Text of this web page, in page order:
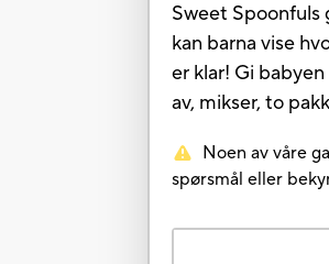
Sweet Spoonfuls
kan barna vise
er klar! Gi
av, mikser, to
Noen av våre
spørsmål eller